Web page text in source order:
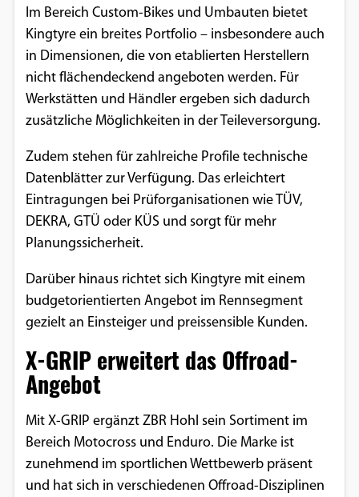
Im Bereich Custom-Bikes und Umbauten bietet
Kingtyre ein breites Portfolio – insbesondere auch
in Dimensionen, die von etablierten Herstellern
nicht flächendeckend angeboten werden. Für
Werkstätten und Händler ergeben sich dadurch
zusätzliche Möglichkeiten in der Teileversorgung.
Zudem stehen für zahlreiche Profile technische
Datenblätter zur Verfügung. Das erleichtert
Eintragungen bei Prüforganisationen wie TÜV,
DEKRA, GTÜ oder KÜS und sorgt für mehr
Planungssicherheit.
Darüber hinaus richtet sich Kingtyre mit einem
budgetorientierten Angebot im Rennsegment
gezielt an Einsteiger und preissensible Kunden.
X-GRIP erweitert das Offroad-
Angebot
Mit X-GRIP ergänzt ZBR Hohl sein Sortiment im
Bereich Motocross und Enduro. Die Marke ist
zunehmend im sportlichen Wettbewerb präsent
und hat sich in verschiedenen Offroad-Disziplinen
YouTube
Vimeo
Google Maps
Anbieter:
Google